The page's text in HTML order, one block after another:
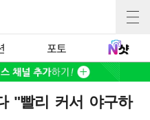
포토
"빨리 커서 야구하